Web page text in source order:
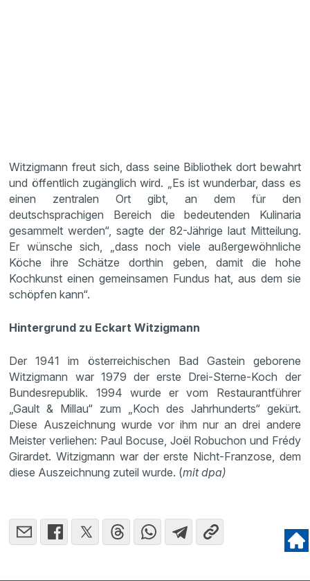
Witzigmann freut sich, dass seine Bibliothek dort bewahrt
und öffentlich zugänglich wird. „Es ist wunderbar, dass es
einen zentralen Ort gibt, an dem für den
deutschsprachigen Bereich die bedeutenden Kulinaria
gesammelt werden“, sagte der 82-Jährige laut Mitteilung.
Er wünsche sich, „dass noch viele außergewöhnliche
Köche ihre Schätze dorthin geben, damit die hohe
Kochkunst einen gemeinsamen Fundus hat, aus dem sie
schöpfen kann“.
Hintergrund zu Eckart Witzigmann
Der 1941 im österreichischen Bad Gastein geborene
Witzigmann war 1979 der erste Drei-Sterne-Koch der
Bundesrepublik. 1994 wurde er vom Restaurantführer
„Gault & Millau“ zum „Koch des Jahrhunderts“ gekürt.
Diese Auszeichnung wurde vor ihm nur an drei andere
Meister verliehen: Paul Bocuse, Joël Robuchon und Frédy
Girardet. Witzigmann war der erste Nicht-Franzose, dem
diese Auszeichnung zuteil wurde. (mit dpa)